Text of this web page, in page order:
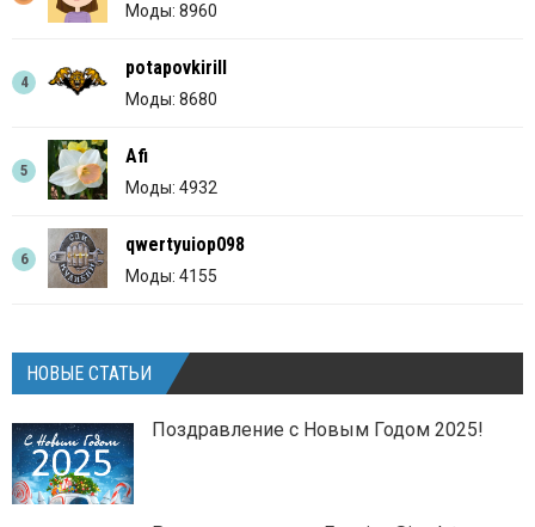
Моды: 8960
4
potapovkirill
Моды: 8680
5
Afi
Моды: 4932
6
qwertyuiop098
Моды: 4155
НОВЫЕ СТАТЬИ
Поздравление с Новым Годом 2025!